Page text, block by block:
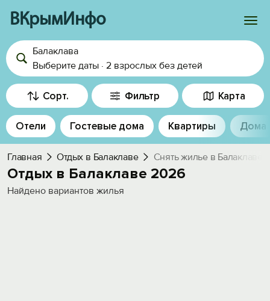
ВКрымИнфо
Войти
Избранное
История просмотра
Добавить свой объект
Балаклава
Выберите даты · 2 взрослых без детей
Сорт. Фильтр Карта
Отели Гостевые дома Квартиры Дома
Главная Отдых в Балаклаве Снять жилье в Балаклаве
Отдых в Балаклаве 2026
Найдено вариантов жилья